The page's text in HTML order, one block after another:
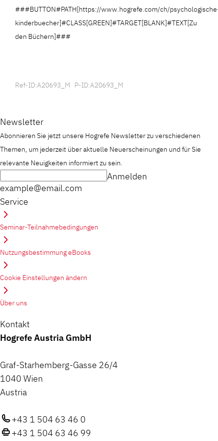
###BUTTON#PATH[https://www.hogrefe.com/ch/
kinderbuecher]#CLASS[GREEN]#TARGET[BLANK]#TEXT[Zu
den Büchern]###
Ref-ID:A20693_M P-ID:A20693_M
Newsletter
Abonnieren Sie jetzt unsere Hogrefe Newsletter zu verschiedenen
Themen, um jederzeit über aktuelle Neuerscheinungen und für Sie
relevante Neuigkeiten informiert zu sein.
example@email.com
Anmelden
Service
Seminar-Teilnahmebedingungen
Nutzungsbestimmung eBooks
Cookie Einstellungen ändern
Über uns
Kontakt
Hogrefe Austria GmbH
Graf-Starhemberg-Gasse 26/4
1040 Wien
Austria
+43 1 504 63 46 0
+43 1 504 63 46 99